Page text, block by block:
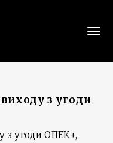
з угоди
з угоди ОПЕК+,